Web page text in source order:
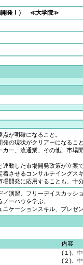
開発Ⅰ） ≪大学院≫
点が明確になること。
発の現状がクリアーになるこ
カー、流通業、その他〕市場
連動した市場開発政策が立案
着させるコンサルテイングス
場開発に応用することも、十
イ演習、フリーデイスカッシ
ーハウを学ぶ。
ニケーションスキル、プレゼ
内容
(１)、
(２)、